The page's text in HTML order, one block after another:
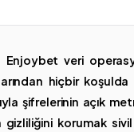
Enjoybet veri
hiçbir
şifrelerinin açık
korumak